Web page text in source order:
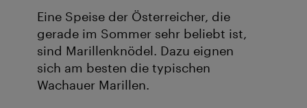
Eine Speise der Österreicher, die
gerade im Sommer sehr beliebt ist,
sind Marillenknödel. Dazu eignen
sich am besten die typischen
Wachauer Marillen.